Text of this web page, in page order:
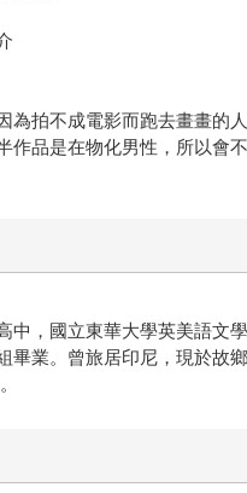
為拍不成電影而跑去畫畫的
作品是在物化男性，所以會
中，國立東華大學英美語文
畢業。曾旅居印尼，現於故